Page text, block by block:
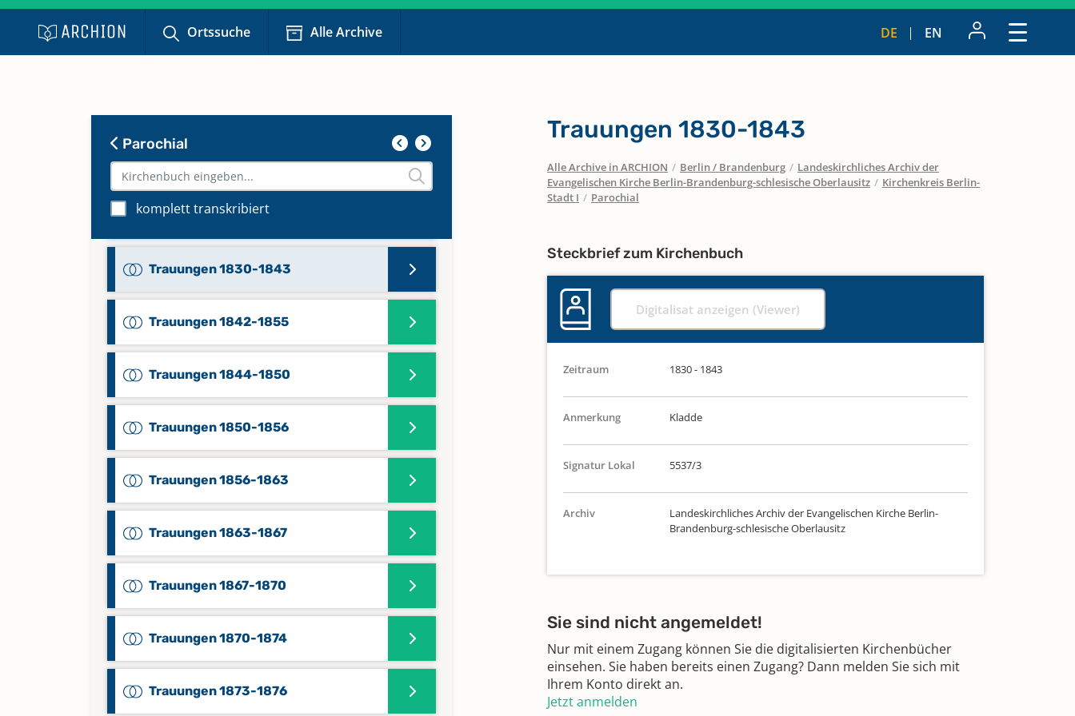
Ortssuche Alle Archive DE EN
Parochial
komplett transkribiert
Trauungen 1703-1753
Trauungen 1754-1793
Trauungen 1800-1810
Trauungen 1824-1841
Trauungen 1830-1843
Trauungen 1842-1855
Trauungen 1844-1850
Trauungen 1850-1856
Trauungen 1856-1863
Trauungen 1863-1867
Trauungen 1867-1870
Trauungen 1870-1874
Trauungen 1873-1876
Trauungen 1830-1843
Alle Archive in ARCHION / Berlin / Brandenburg / Landeskirchliches Archiv der
Evangelischen Kirche Berlin-Brandenburg-schlesische Oberlausitz / Kirchenkreis Berlin-
Stadt I / Parochial
Steckbrief zum Kirchenbuch
Digitalisat anzeigen (Viewer)
Zeitraum 1830 - 1843
Anmerkung Kladde
Signatur Lokal 5537/3
Archiv
Landeskirchliches Archiv der Evangelischen Kirche Berlin-
Brandenburg-schlesische Oberlausitz
Sie sind nicht angemeldet!
Nur mit einem Zugang können Sie die digitalisierten Kirchenbücher
einsehen. Sie haben bereits einen Zugang? Dann melden Sie sich mit
Ihrem Konto direkt an.
Jetzt anmelden